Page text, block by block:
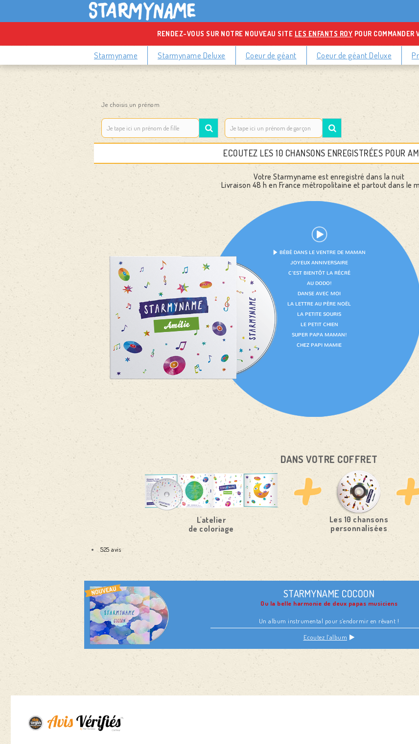
RENDEZ-VOUS SUR NOTRE NOUVEAU SITE LES ENFANTS ROY POUR COMMANDER
Starmyname Starmyname Deluxe Coeur de géant Coeur de géant Deluxe
Je choisis un prénom
ECOUTEZ LES 10 CHANSONS ENREGISTRÉES POUR
Votre Starmyname est enregistré dans la nuit
Livraison 48 h en France métropolitaine et partout dans le
Amélie
DANS VOTRE COFFRET
L'atelier
de coloriage
Les 10 chansons
personnalisées
525 avis
STARMYNAME COCOON
Ou la belle harmonie de deux papas musiciens
Un album instrumental pour s’endormir en rêvant !
Ecoutez l’album